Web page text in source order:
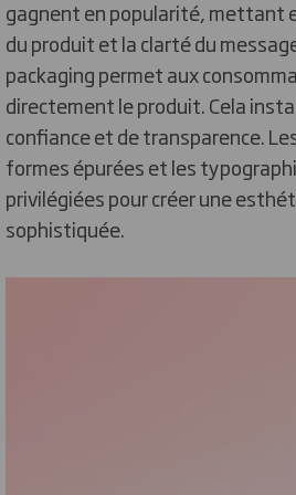
gagnent en popularité, mettant
du produit et la clarté du
packaging permet aux
directement le produit. Cela
confiance et de transparence.
formes épurées et les
privilégiées pour créer une
sophistiquée.